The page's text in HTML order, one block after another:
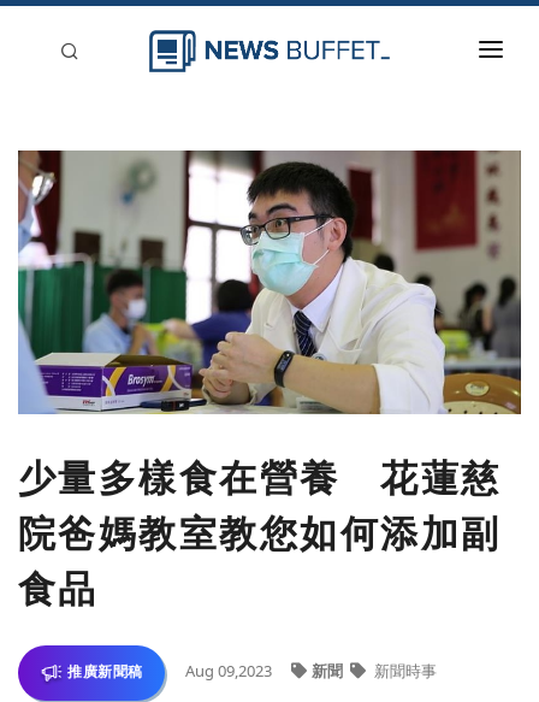
新聞稿分類
刊登
少量多樣食在營養 花蓮慈
院爸媽教室教您如何添加副
食品
推廣新聞稿 Aug 09,2023 新聞 新聞時事